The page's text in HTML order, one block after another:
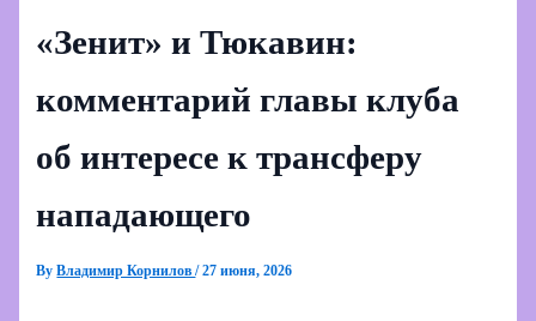
«Зенит» и Тюкавин:
комментарий главы клуба
об интересе к трансферу
нападающего
ByВладимир Корнилов/27 июня, 2026